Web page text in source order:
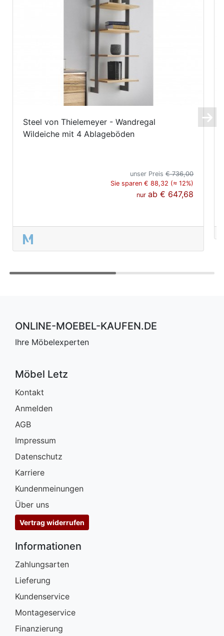
Steel von Thielemeyer - Wandregal
Wildeiche mit 4 Ablageböden
unser Preis€ 736,00
Sie sparen € 88,32 (≈ 12%)
nurab€ 647,68
ONLINE-MOEBEL-KAUFEN.DE
Ihre Möbelexperten
Möbel Letz
Kontakt
Anmelden
AGB
Impressum
Datenschutz
Karriere
Kundenmeinungen
Über uns
Vertrag widerrufen
Informationen
Zahlungsarten
Lieferung
Kundenservice
Montageservice
Finanzierung